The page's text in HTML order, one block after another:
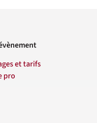
et tarifs
pro